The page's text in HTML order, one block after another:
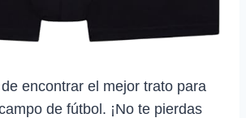
encontrar el mejor trato para
de fútbol. ¡No te pierdas